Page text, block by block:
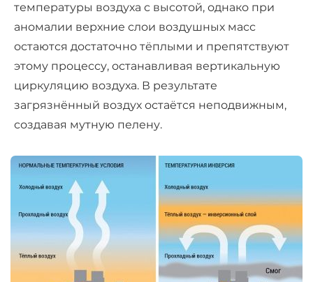
температуры воздуха с высотой, однако при
аномалии верхние слои воздушных масс
остаются достаточно тёплыми и препятствуют
этому процессу, останавливая вертикальную
циркуляцию воздуха. В результате
загрязнённый воздух остаётся неподвижным,
создавая мутную пелену.